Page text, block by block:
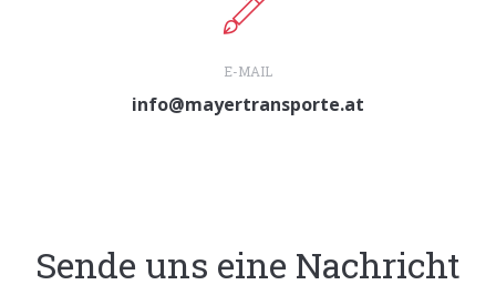
E-MAIL
info@mayertransporte.at
Sende uns eine Nachricht